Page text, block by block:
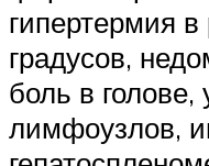
гипертермия
градусов,
боль в голове,
лимфоузлов,